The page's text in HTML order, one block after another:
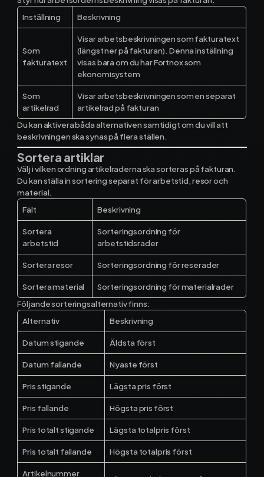
Inställning
Beskrivning
Som
fakturatext
Visar arbetsbeskrivningen som fakturatext
(längst ner på fakturan). Denna inställning
visas bara om du har Fortnox som
ekonomisystem
Som
artikelrad
Visar arbetsbeskrivningen som en separat
artikelrad på fakturan
Du kan aktivera båda alternativen samtidigt om du vill att
beskrivningen ska synas på flera ställen.
Sortera artiklar
Välj i vilken ordning artikelraderna ska sorteras på fakturan.
Du kan ställa in sortering separat för arbetstid, resor och
material.
Fält
Beskrivning
Sortera
arbetstid
Sorteringsordning för
arbetstidsrader
Sortera resor Sorteringsordning för reserader
Sortera material
Sorteringsordning för materialrader
Följande sorteringsalternativ finns:
Alternativ
Beskrivning
Datum stigande Äldsta först
Datum fallande Nyaste först
Pris stigande Lägsta pris först
Pris fallande Högsta pris först
Pris totalt stigande Lägsta totalpris först
Pris totalt fallande Högsta totalpris först
Artikelnummer